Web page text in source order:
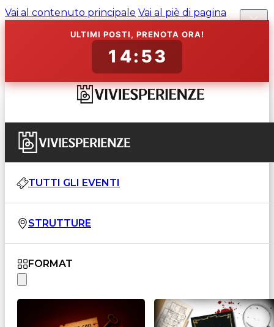
Vai al contenuto principale Vai al piè di pagina
ULTIMI POSTI, PRENOTA ORA!
14:52
TUTTI GLI EVENTI
STRUTTURE
FORMAT